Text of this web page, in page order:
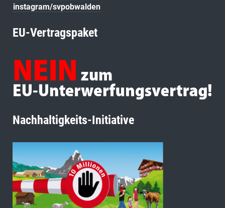
instagram/svpobwalden
EU-Vertragspaket
Nachhaltigkeits-Initiative